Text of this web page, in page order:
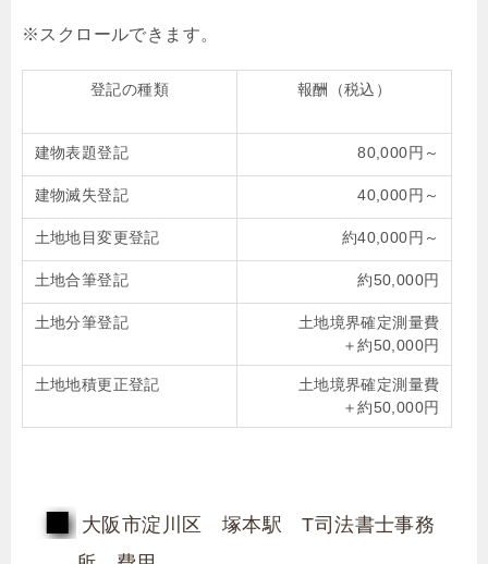
登記の種類 報酬（税込）
建物表題登記 80,000円～
建物滅失登記 40,000円～
土地地目変更登記 約40,000円～
土地合筆登記 約50,000円
土地分筆登記
土地境界確定測量費
＋約50,000円
土地地積更正登記
土地境界確定測量費
＋約50,000円
大阪市淀川区 塚本駅 T司法書士事務